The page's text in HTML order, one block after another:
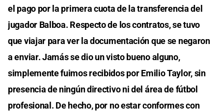
el pago por la primera cuota de la transferencia del
jugador Balboa. Respecto de los contratos, se tuvo
que viajar para ver la documentación que se negaron
a enviar. Jamás se dio un visto bueno alguno,
simplemente fuimos recibidos por Emilio Taylor, sin
presencia de ningún directivo ni del área de fútbol
profesional. De hecho, por no estar conformes con